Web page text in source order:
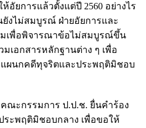
อัยการแล้วตั้งแต่ปี 2560 อย่างไร
งไม่สมบูรณ์ ฝ่ายอัยการและ
เพื่อพิจารณาข้อไม่สมบูรณ์ขึ้น
เอกสารหลักฐานต่าง ๆ เพื่อ
ผนกคดีทุจริตและประพฤติมิชอบ
ณะกรรมการ ป.ป.ช. ยื่นคำร้อง
ะพฤติมิชอบกลาง เพื่อขอให้